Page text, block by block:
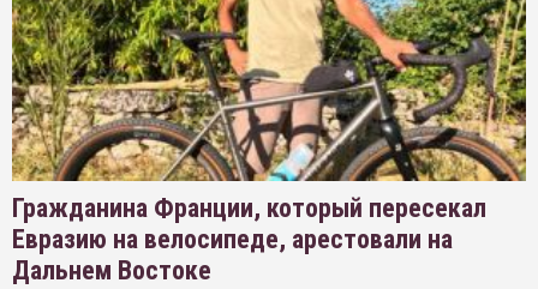
Гражданина Франции, который пересекал
Евразию на велосипеде, арестовали на
Дальнем Востоке